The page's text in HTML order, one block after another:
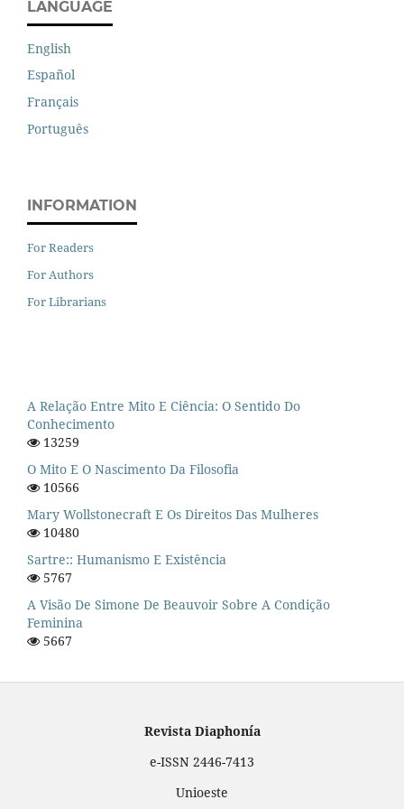
LANGUAGE
English
Español
Français
Português
INFORMATION
For Readers
For Authors
For Librarians
A Relação Entre Mito E Ciência: O Sentido Do
Conhecimento
13259
O Mito E O Nascimento Da Filosofia
10566
Mary Wollstonecraft E Os Direitos Das Mulheres
10480
Sartre:: Humanismo E Existência
5767
A Visão De Simone De Beauvoir Sobre A Condição
Feminina
5667
Revista Diaphonía
e-ISSN 2446-7413
Unioeste